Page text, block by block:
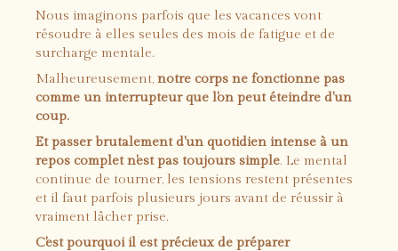
Nous imaginons parfois que les vacances vont
résoudre à elles seules des mois de fatigue et de
surcharge mentale.
Malheureusement, notre corps ne fonctionne pas
comme un interrupteur que l'on peut éteindre d'un
coup.
Et passer brutalement d'un quotidien intense à un
repos complet n'est pas toujours simple. Le mental
continue de tourner, les tensions restent présentes
et il faut parfois plusieurs jours avant de réussir à
vraiment lâcher prise.
C'est pourquoi il est précieux de préparer